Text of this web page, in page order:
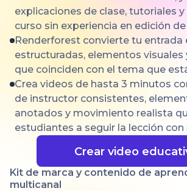
explicaciones de clase, tutoriales
curso sin experiencia en edición
Renderforest convierte tu entrada
estructuradas, elementos visuales
que coinciden con el tema que
Crea videos de hasta 3 minutos
de instructor consistentes,
anotados y movimiento realista
estudiantes a seguir la lección
Crear video
Kit de marca y contenido de
multicanal